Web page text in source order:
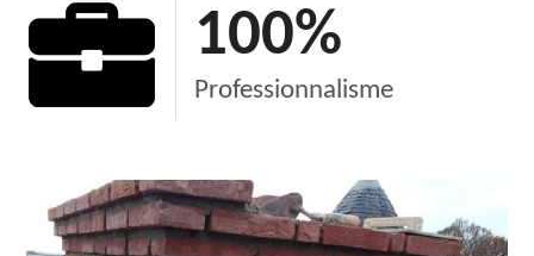
100%
Professionnalisme